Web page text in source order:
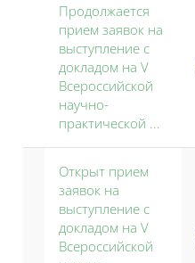
Продолжается
прием заявок на
выступление с
докладом на V
Всероссийской
научно-
практической ...
Открыт прием
заявок на
выступление с
докладом на V
Всероссийской